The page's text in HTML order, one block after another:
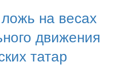
на весах
движения
татар